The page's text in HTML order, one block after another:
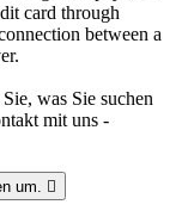
card through
between a
was Sie suchen
mit uns -
um. 